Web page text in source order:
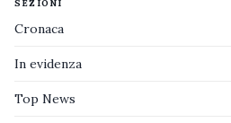
SEZIONI
Cronaca
In evidenza
Top News